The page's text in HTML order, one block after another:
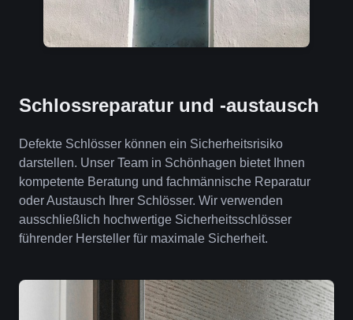
Schlossreparatur und -austausch
Defekte Schlösser können ein Sicherheitsrisiko
darstellen. Unser Team in Schönhagen bietet Ihnen
kompetente Beratung und fachmännische Reparatur
oder Austausch Ihrer Schlösser. Wir verwenden
ausschließlich hochwertige Sicherheitsschlösser
führender Hersteller für maximale Sicherheit.